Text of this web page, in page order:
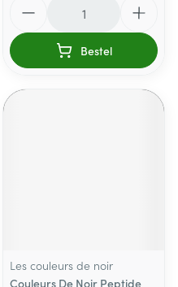
Bestel
Les couleurs de noir
Couleurs De Noir Peptide